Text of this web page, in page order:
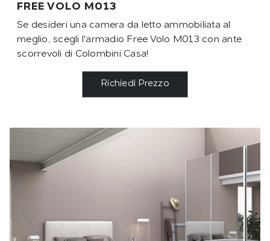
FREE VOLO M013
Se desideri una camera da letto ammobiliata al
meglio, scegli l'armadio Free Volo M013 con ante
scorrevoli di Colombini Casa!
Richiedi Prezzo